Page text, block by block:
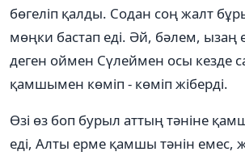
бөгеліп қалды. Содан соң жалт
мөңки бастап еді. Әй, бәлем, ызаң
деген оймен Сүлеймен осы кезде
қамшымен көміп - көміп жіберді.
Өзі өз боп бурыл аттың тәніне
еді, Алты ерме қамшы тәнін емес,